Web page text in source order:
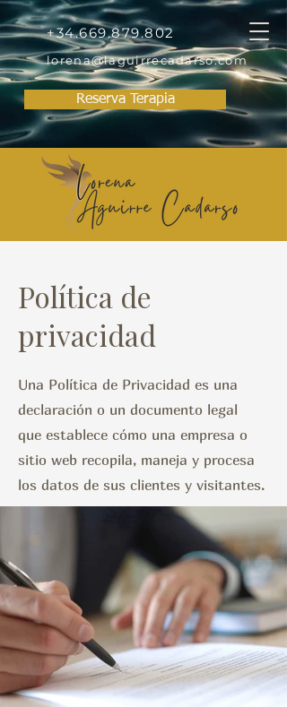
+34.669.879.802
lorena@laguirrecadarso.com
Reserva Terapia
Política de
privacidad
Una Política de Privacidad es una
declaración o un documento legal
que establece cómo una empresa o
sitio web recopila, maneja y procesa
los datos de sus clientes y visitantes.